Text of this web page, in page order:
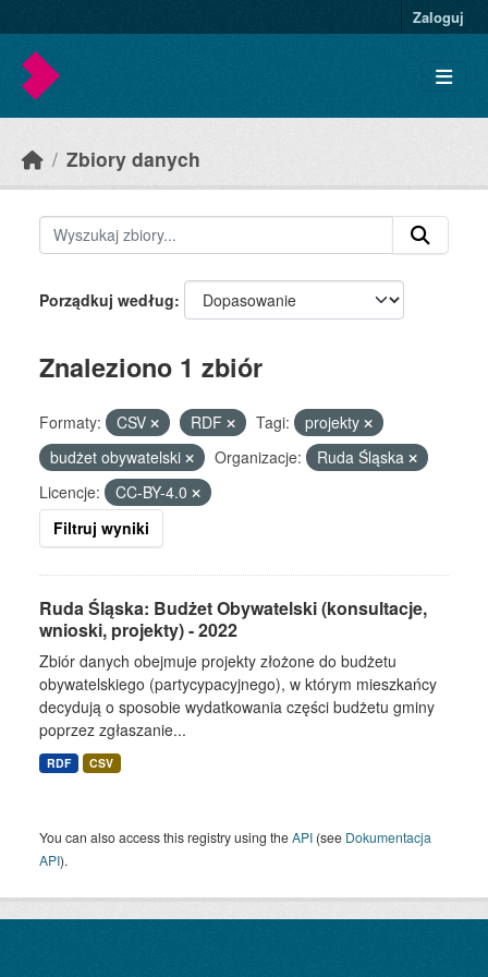
Zaloguj
Zbiory danych
Porządkuj według
Znaleziono 1 zbiór
Formaty: CSV RDF Tagi:
projekty
budżet obywatelski
Organizacje:
Ruda Śląska
Licencje:
CC-BY-4.0
Filtruj wyniki
Ruda Śląska: Budżet Obywatelski (konsultacje,
wnioski, projekty) - 2022
Zbiór danych obejmuje projekty złożone do budżetu
obywatelskiego (partycypacyjnego), w którym mieszkańcy
decydują o sposobie wydatkowania części budżetu gminy
poprzez zgłaszanie...
RDF CSV
You can also access this registry using theAPI (see Dokumentacja
API).